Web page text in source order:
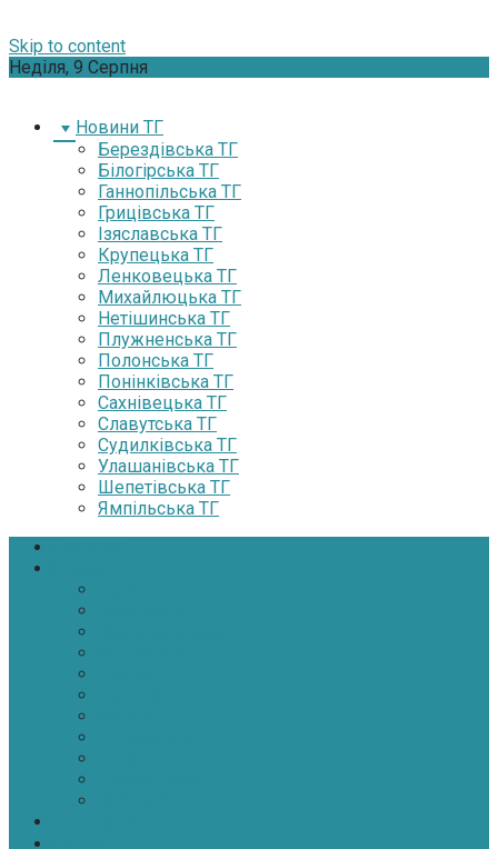
Skip to content
Неділя, 9 Серпня
Новини ТГ
Берездівська ТГ
Білогірська ТГ
Ганнопільська ТГ
Грицівська ТГ
Ізяславська ТГ
Крупецька ТГ
Ленковецька ТГ
Михайлюцька ТГ
Нетішинська ТГ
Плужненська ТГ
Полонська ТГ
Понінківська ТГ
Сахнівецька ТГ
Славутська ТГ
Судилківська ТГ
Улашанівська ТГ
Шепетівська ТГ
Ямпільська ТГ